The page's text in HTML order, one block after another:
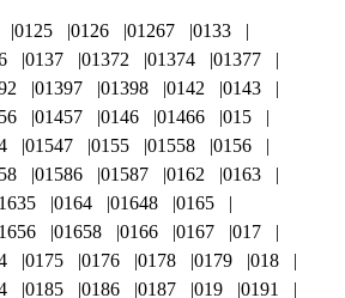
0125 0126 01267
0133
0137 01372 01374
01377
01397 01398 0142
0143
01457 0146 01466
015
01547 0155 01558
0156
01586 01587 0162
0163
0164 01648
0165
01658 0166 0167
017
0175 0176 0178 0179
018
0185 0186 0187 019
0191